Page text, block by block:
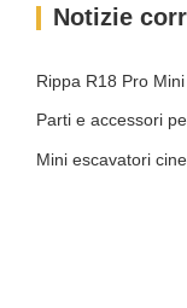
Notizie